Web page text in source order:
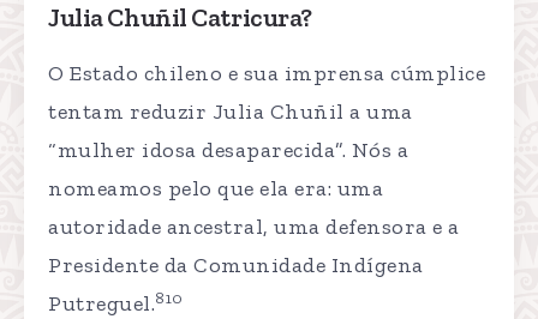
Julia Chuñil Catricura?
O Estado chileno e sua imprensa cúmplice
tentam reduzir Julia Chuñil a uma
“mulher idosa desaparecida”. Nós a
nomeamos pelo que ela era: uma
autoridade ancestral, uma defensora e a
Presidente da Comunidade Indígena
Putreguel.810